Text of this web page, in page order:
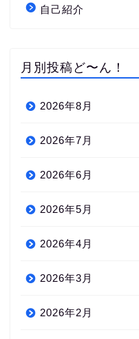
自己紹介
月別投稿ど〜ん！
2026年8月
2026年7月
2026年6月
2026年5月
2026年4月
2026年3月
2026年2月